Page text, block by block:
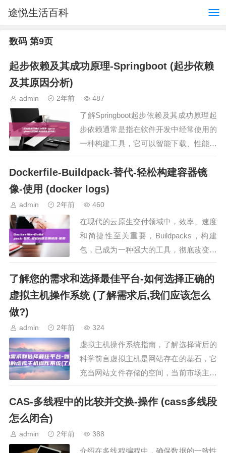
途悦生活百科
数码 第9页
起步依赖及其成功原理-Springboot (起步依赖
及其原因分析)
admin 2年前 487
了解Springboot起步依赖及其成功原理起
步依赖通常是指在软件开发中经常使用的
一种构建工具，它可以智能下载、性能和
治理名目中所需的依赖项，在开发中，最
经常出现的构建工具是Maven和Gradle，
…
Dockerfile-Buildpack-替代-轻松构建容器镜
像-使用 (docker logs)
admin 2年前 460
在现代的云原生交付领域中，效率、速度
和简捷性至关重要，Buildpacks，构建
包，已成为一种强大的工具，彻底改变了
创建项目的镜像方式，相较于传统的费时
费力的Dockerfile创建和维护方法，Bui…
了解您的需求和选择最佳平台-如何选择正确的
虚拟主机操作系统 (了解需求后,我们应该怎么
做?)
admin 2年前 324
虚拟主机操作系统指南，了解选择背后的
科学前言虚拟主机是网站存在的基石，它
充当网站文件存储的空间，当前市场主要
提供两类虚拟主机操作系统，Windows和
Linux，对于初学者来说，在选择时了解
CAS-多线程中的比较并交换-操作 (cass多线段
怎么闭合)
admin 2年前 388
介绍在多线程编程中，确保数据的一致性